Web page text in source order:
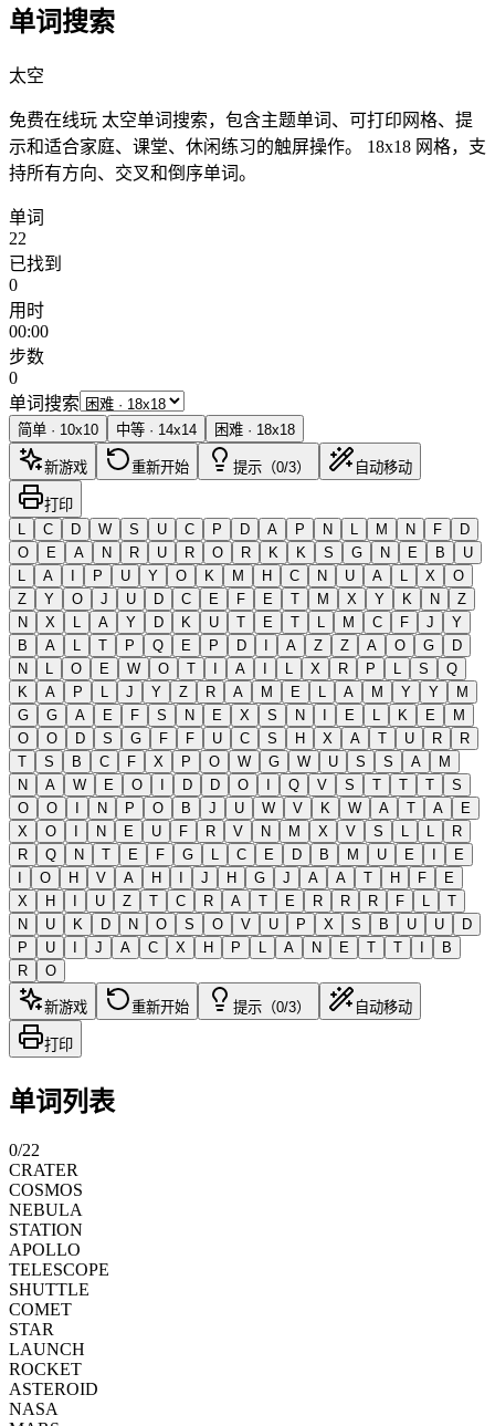
单词搜索
太空
免费在线玩 太空单词搜索，包含主题单词、可打印网格、提
示和适合家庭、课堂、休闲练习的触屏操作。
18x18 网格，支
持所有方向、交叉和倒序单词。
单词
22
已找到
0
用时
00:00
步数
0
单词搜索
简单 · 10x10 中等 · 14x14 困难 · 18x18
新游戏 重新开始 提示（0/3） 自动移动
打印
L
C D W S U C P D A P N L M N F
D
O
E A N R U R O R K K S G N E B
U
L
A I P U Y O K M H C N U A L X
O
Z
Y O J U D C E F E T M X Y K N
Z
N
X L A Y D K U T E T L M C F J
Y
B
A L T P Q E P D I A Z Z A O G
D
N
L O E W O T I A I L X R P L S
Q
K
A P L J Y Z R A M E L A M Y Y
M
G
G A E F S N E X S N I E L K E
M
O
O D S G F F U C S H X A T U R
R
T
S B C F X P O W G W U S S A
M
N
A W E O I D D O I Q V S T T T
S
O
O I N P O B J U W V K W A T A
E
X
O I N E U F R V N M X V S L L
R
R
Q N T E F G L C E D B M U E I
E
I
O H V A H I J H G J A A T H F
E
X
H I U Z T C R A T E R R R F L
T
N
U K D N O S O V U P X S B U U
D
P
U I J A C X H P L A N E T T I
B
R
O
新游戏 重新开始 提示（0/3） 自动移动
打印
单词列表
0/22
CRATER
COSMOS
NEBULA
STATION
APOLLO
TELESCOPE
SHUTTLE
COMET
STAR
LAUNCH
ROCKET
ASTEROID
NASA